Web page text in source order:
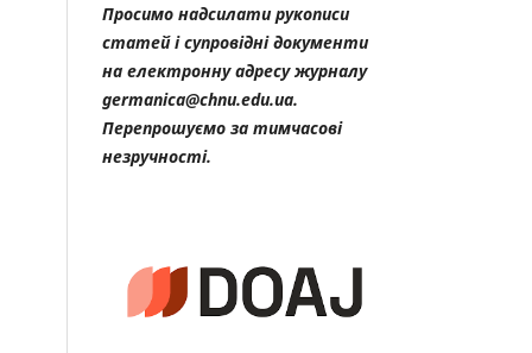
Просимо надсилати рукописи
статей і супровідні документи
на електронну адресу журналу
germanica@chnu.edu.ua.
Перепрошуємо за тимчасові
незручності.